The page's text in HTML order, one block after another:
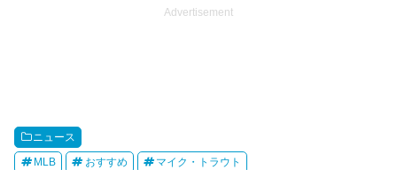
Advertisement
ニュース
MLB おすすめ マイク・トラウト